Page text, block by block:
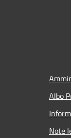
Albo
Note